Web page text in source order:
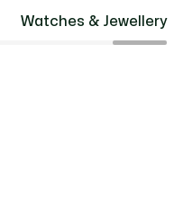
Watches & Jewellery